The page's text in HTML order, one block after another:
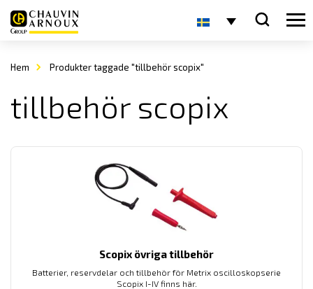
Hem Produkter taggade "tillbehör scopix"
tillbehör scopix
Scopix övriga tillbehör
Batterier, reservdelar och tillbehör för Metrix oscilloskopserie
Scopix I-IV finns här.